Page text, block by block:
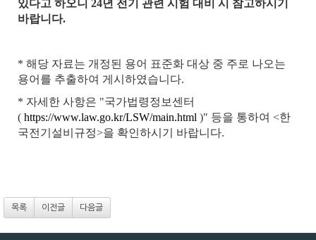
있다고 하오니 24년 전기 관련 시험 대비 시 참고하시기
바랍니다.
* 해당 자료는 개정된 용어 표준화 대상 중 주로 나오는
용어를 추출하여 게시하였습니다.
* 자세한 사항은 "국가법령정보센터
( https://www.law.go.kr/LSW/main.html )" 등을 통하여 <한
국전기설비규정>을 확인하시기 바랍니다.
목록 이전글 다음글